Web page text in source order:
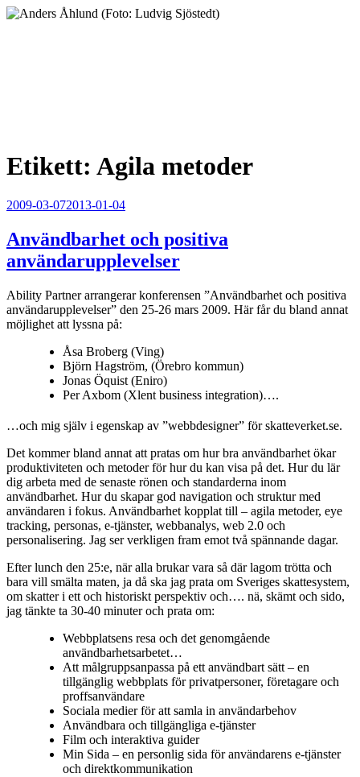
Hoppa
Etikett: Agila metoder
Publicerat
2009-03-072013-01-04
Användbarhet och positiva
användarupplevelser
Ability Partner arrangerar konferensen ”Användbarhet och positiva
användarupplevelser” den 25-26 mars 2009. Här får du bland annat
möjlighet att lyssna på:
Åsa Broberg (Ving)
Björn Hagström, (Örebro kommun)
Jonas Öquist (Eniro)
Per Axbom (Xlent business integration)….
…och mig själv i egenskap av ”webbdesigner” för skatteverket.se.
Det kommer bland annat att pratas om hur bra användbarhet ökar
produktiviteten och metoder för hur du kan visa på det. Hur du lär
dig arbeta med de senaste rönen och standarderna inom
användbarhet. Hur du skapar god navigation och struktur med
användaren i fokus. Användbarhet kopplat till – agila metoder, eye
tracking, personas, e-tjänster, webbanalys, web 2.0 och
personalisering. Jag ser verkligen fram emot två spännande dagar.
Efter lunch den 25:e, när alla brukar vara så där lagom trötta och
bara vill smälta maten, ja då ska jag prata om Sveriges skattesystem,
om skatter i ett och historiskt perspektiv och…. nä, skämt och sido,
jag tänkte ta 30-40 minuter och prata om:
Webbplatsens resa och det genomgående
användbarhetsarbetet…
Att målgruppsanpassa på ett användbart sätt – en
tillgänglig webbplats för privatpersoner, företagare och
proffsanvändare
Sociala medier för att samla in användarbehov
Användbara och tillgängliga e-tjänster
Film och interaktiva guider
Min Sida – en personlig sida för användarens e-tjänster
och direktkommunikation